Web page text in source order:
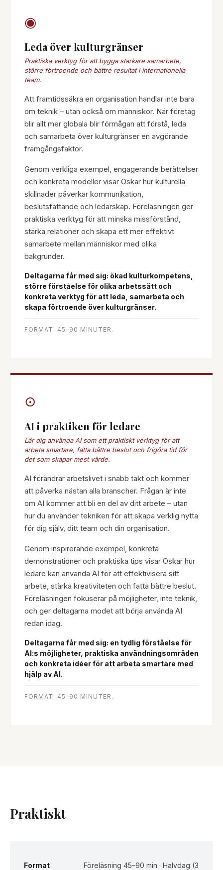
◉
Leda över kulturgränser
Praktiska verktyg för att bygga starkare samarbete,
större förtroende och bättre resultat i internationella
team.
Att framtidssäkra en organisation handlar inte bara
om teknik – utan också om människor. När företag
blir allt mer globala blir förmågan att förstå, leda
och samarbeta över kulturgränser en avgörande
framgångsfaktor.
Genom verkliga exempel, engagerande berättelser
och konkreta modeller visar Oskar hur kulturella
skillnader påverkar kommunikation,
beslutsfattande och ledarskap. Föreläsningen ger
praktiska verktyg för att minska missförstånd,
stärka relationer och skapa ett mer effektivt
samarbete mellan människor med olika
bakgrunder.
Deltagarna får med sig: ökad kulturkompetens,
större förståelse för olika arbetssätt och
konkreta verktyg för att leda, samarbeta och
skapa förtroende över kulturgränser.
FORMAT: 45–90 MINUTER.
⊙
AI i praktiken för ledare
Lär dig använda AI som ett praktiskt verktyg för att
arbeta smartare, fatta bättre beslut och frigöra tid för
det som skapar mest värde.
AI förändrar arbetslivet i snabb takt och kommer
att påverka nästan alla branscher. Frågan är inte
om AI kommer att bli en del av ditt arbete – utan
hur du använder tekniken för att skapa verklig nytta
för dig själv, ditt team och din organisation.
Genom inspirerande exempel, konkreta
demonstrationer och praktiska tips visar Oskar hur
ledare kan använda AI för att effektivisera sitt
arbete, stärka kreativiteten och fatta bättre beslut.
Föreläsningen fokuserar på möjligheter, inte teknik,
och ger deltagarna modet att börja använda AI
redan idag.
Deltagarna får med sig: en tydlig förståelse för
AI:s möjligheter, praktiska användningsområden
och konkreta idéer för att arbeta smartare med
hjälp av AI.
FORMAT: 45–90 MINUTER.
Praktiskt
Format
Föreläsning 45–90 min · Halvdag (3